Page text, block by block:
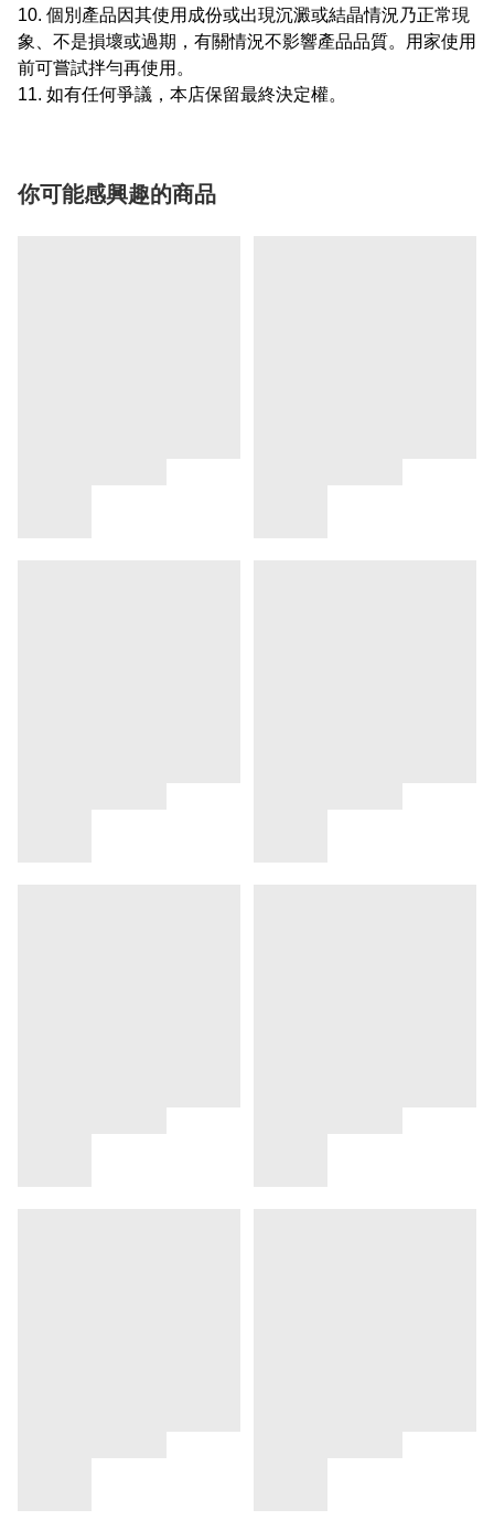
10. 個別產品因其使用成份或出現沉澱或結晶情況乃正常現
象、不是損壞或過期，有關情況不影響產品品質。用家使用
前可嘗試拌勻再使用。
11. 如有任何爭議，本店保留最終決定權。
你可能感興趣的商品